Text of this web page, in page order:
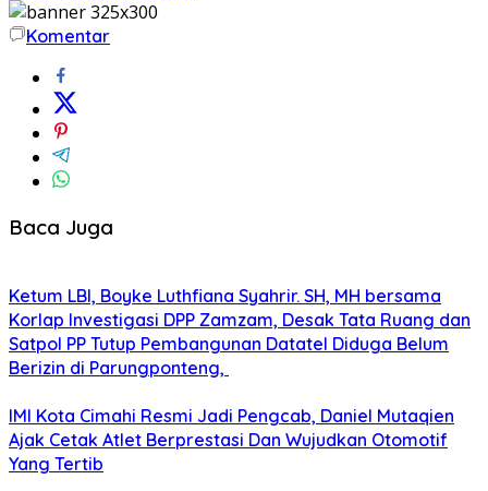
Komentar
Baca Juga
Ketum LBI, Boyke Luthfiana Syahrir. SH, MH bersama
Korlap Investigasi DPP Zamzam, Desak Tata Ruang dan
Satpol PP Tutup Pembangunan Datatel Diduga Belum
Berizin di Parungponteng,
IMI Kota Cimahi Resmi Jadi Pengcab, Daniel Mutaqien
Ajak Cetak Atlet Berprestasi Dan Wujudkan Otomotif
Yang Tertib